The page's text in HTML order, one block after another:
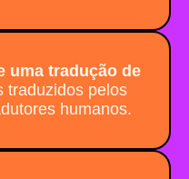
uma tradução de
traduzidos pelos
humanos.